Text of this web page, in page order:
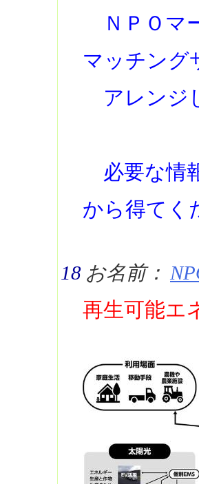
ＮＰＯマ
マッチング
アレンジ
必要な情
から得てく
18 お名前：
再生可能